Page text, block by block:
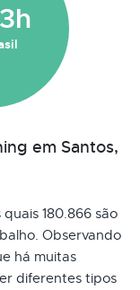
em Santos,
180.866 são
Observando
há muitas
diferentes tipos